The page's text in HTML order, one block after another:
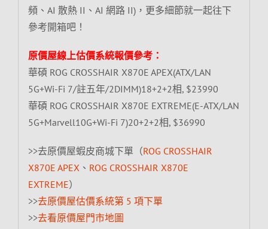
頻、AI 散熱 II、AI 網路 II)，更多細節就一起往下
參考開箱吧！
原價屋線上估價系統報價參考：
華碩 ROG CROSSHAIR X870E APEX(ATX/LAN
5G+Wi-Fi 7/註五年/2DIMM)18+2+2相, $23990
華碩 ROG CROSSHAIR X870E EXTREME(E-ATX/LAN
5G+Marvell10G+Wi-Fi 7)20+2+2相, $36990
>>去原價屋蝦皮商城下單（ROG CROSSHAIR
X870E APEX 、 ROG CROSSHAIR X870E
EXTREME）
>>去原價屋估價系統第 5 項下單
>>去看原價屋門市地圖